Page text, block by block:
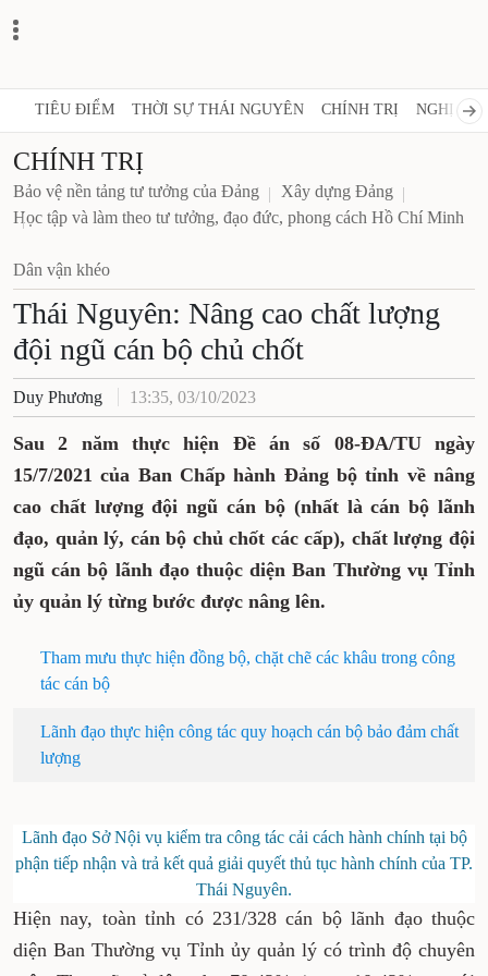
TIÊU ĐIỂM THỜI SỰ THÁI NGUYÊN CHÍNH TRỊ NGHỊ
CHÍNH TRỊ
Bảo vệ nền tảng tư tưởng của Đảng
Xây dựng Đảng
Học tập và làm theo tư tưởng, đạo đức, phong cách Hồ Chí Minh
Dân vận khéo
Thái Nguyên: Nâng cao chất lượng
đội ngũ cán bộ chủ chốt
Duy Phương 13:35, 03/10/2023
Sau 2 năm thực hiện Đề án số 08-ĐA/TU ngày
15/7/2021 của Ban Chấp hành Đảng bộ tỉnh về nâng
cao chất lượng đội ngũ cán bộ (nhất là cán bộ lãnh
đạo, quản lý, cán bộ chủ chốt các cấp), chất lượng đội
ngũ cán bộ lãnh đạo thuộc diện Ban Thường vụ Tỉnh
ủy quản lý từng bước được nâng lên.
Tham mưu thực hiện đồng bộ, chặt chẽ các khâu trong công
tác cán bộ
Lãnh đạo thực hiện công tác quy hoạch cán bộ bảo đảm chất
lượng
Lãnh đạo Sở Nội vụ kiểm tra công tác cải cách hành chính tại bộ
phận tiếp nhận và trả kết quả giải quyết thủ tục hành chính của TP.
Thái Nguyên.
Hiện nay, toàn tỉnh có 231/328 cán bộ lãnh đạo thuộc
diện Ban Thường vụ Tỉnh ủy quản lý có trình độ chuyên